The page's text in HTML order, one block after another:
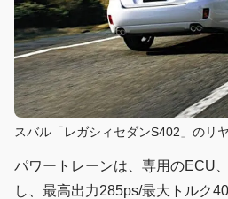
スバル「レガシィセダンS402」のリ
パワートレーンは、専用のECU
し、最高出力285ps/最大トルク